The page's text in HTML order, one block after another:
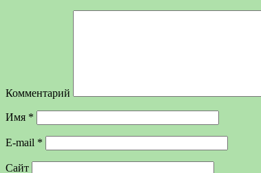
Комментарий
Имя *
E-mail *
Сайт